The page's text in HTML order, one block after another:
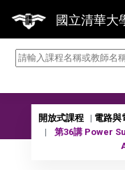
國立清華大
開放式課程
電路與
第36講 Power